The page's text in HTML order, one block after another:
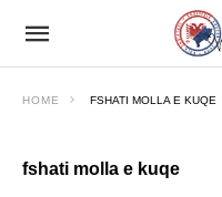
HOME FSHATI MOLLA E KUQE
fshati molla e kuqe